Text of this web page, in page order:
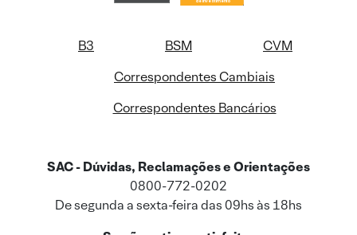
B3 BSM
CVM
Correspondentes Cambiais
Correspondentes Bancários
SAC - Dúvidas, Reclamações e Orientações
0800-772-0202
De segunda a sexta-feira das 09hs às 18hs